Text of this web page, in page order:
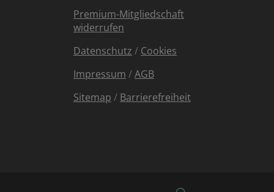
Premium-Mitgliedschaft
widerrufen
Datenschutz / Cookies
Impressum /AGB
Sitemap / Barrierefreiheit